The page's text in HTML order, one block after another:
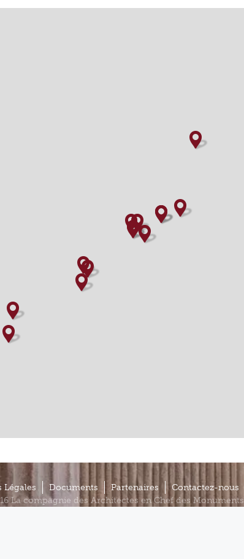
Légales Documents Partenaires Contactez-nous
La compagnie des Architectes en Chef des